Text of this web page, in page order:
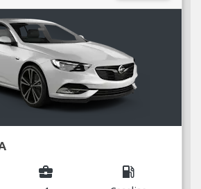
business_center local_gas_station